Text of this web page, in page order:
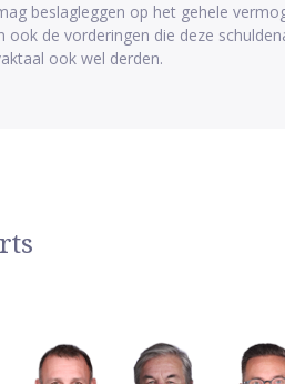
beslagleggen op het gehele
ook de vorderingen die deze
ook wel derden.